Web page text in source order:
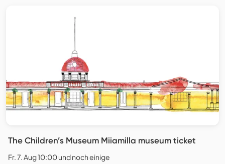
The Children’s Museum Miiamilla museum ticket
Fr. 7. Aug 10:00 und noch einige